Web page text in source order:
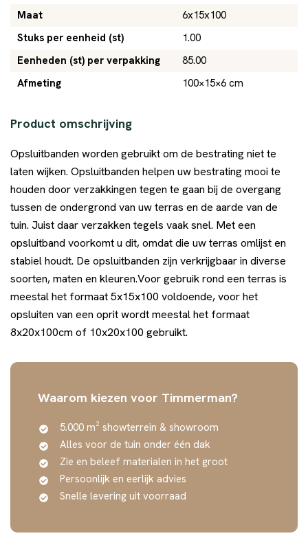
Maat
6x15x100
Stuks per eenheid (st)
1.00
Eenheden (st) per verpakking
85.00
Afmeting
100×15×6 cm
Product omschrijving
Opsluitbanden worden gebruikt om de bestrating niet te
laten wijken. Opsluitbanden helpen uw bestrating mooi te
houden door verzakkingen tegen te gaan bij de overgang
tussen de ondergrond van uw terras en de aarde van de
tuin. Juist daar verzakken tegels vaak snel. Met een
opsluitband voorkomt u dit, omdat die uw terras omlijst en
stabiel houdt. De opsluitbanden zijn verkrijgbaar in diverse
soorten, maten en kleuren.Voor gebruik rond een terras is
meestal het formaat 5x15x100 voldoende, voor het
opsluiten van een oprit wordt meestal het formaat
8x20x100cm of 10x20x100 gebruikt.
Waarom kiezen voor Timmerman?
5.000 m² showterrein & showroom
Alles voor de tuin onder één dak
Zie en beleef materialen in het groot
Persoonlijk en eerlijk advies
Snelle levering uit voorraad